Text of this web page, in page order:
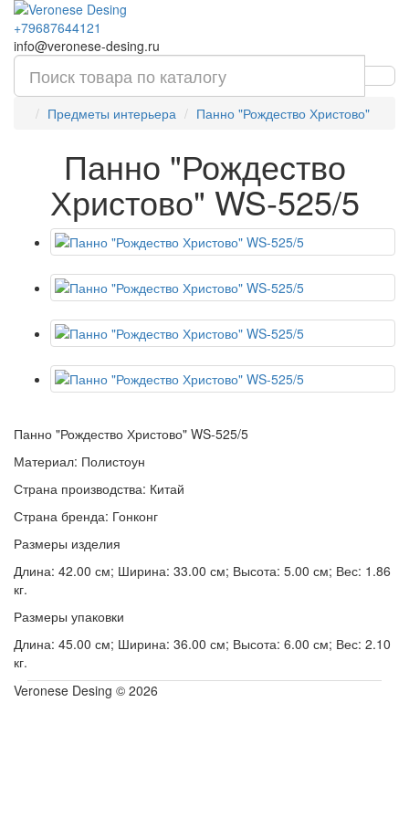
+79687644121
info@veronese-desing.ru
Предметы интерьера Панно "Рождество Христово"
Панно "Рождество
Христово" WS-525/5
Панно "Рождество Христово" WS-525/5
Материал: Полистоун
Страна производства: Китай
Страна бренда: Гонконг
Размеры изделия
Длина: 42.00 см; Ширина: 33.00 см; Высота: 5.00 см; Вес: 1.86
кг.
Размеры упаковки
Длина: 45.00 см; Ширина: 36.00 см; Высота: 6.00 см; Вес: 2.10
кг.
Veronese Desing © 2026